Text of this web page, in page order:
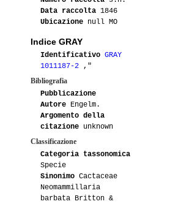
Data raccolta 1846
Ubicazione null MO
Indice GRAY
Identificativo GRAY
1011187-2 ,"
Bibliografia
Pubblicazione
Autore Engelm.
Argomento della
citazione unknown
Classificazione
Categoria tassonomica
Specie
Sinonimo Cactaceae
Neomammillaria
barbata Britton &